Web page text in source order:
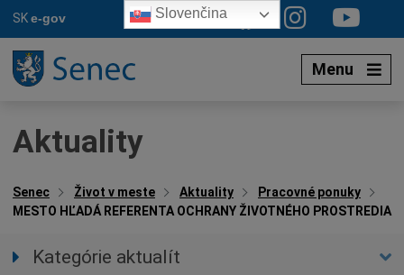
SKe-gov
Menu
Aktuality
Senec Život v meste Aktuality
Pracovné ponuky
MESTO HĽADÁ REFERENTA OCHRANY ŽIVOTNÉHO PROSTREDIA
Kategórie aktualít
Slovenčina